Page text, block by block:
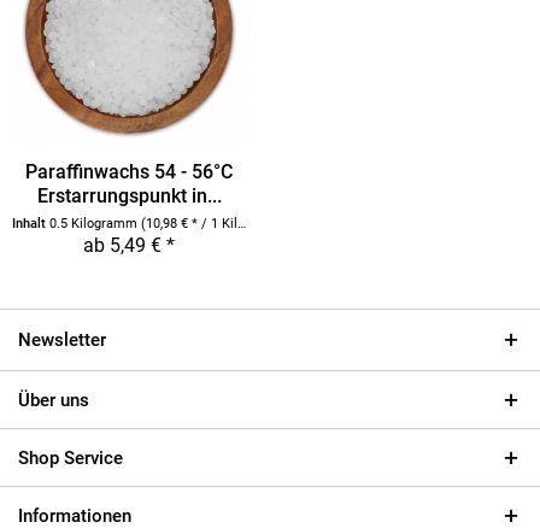
Paraffinwachs 54 - 56°C
Erstarrungspunkt in...
Inhalt 0.5 Kilogramm (10,98 € * / 1 Kilogramm)
ab 5,49 € *
Newsletter
Über uns
Shop Service
Informationen